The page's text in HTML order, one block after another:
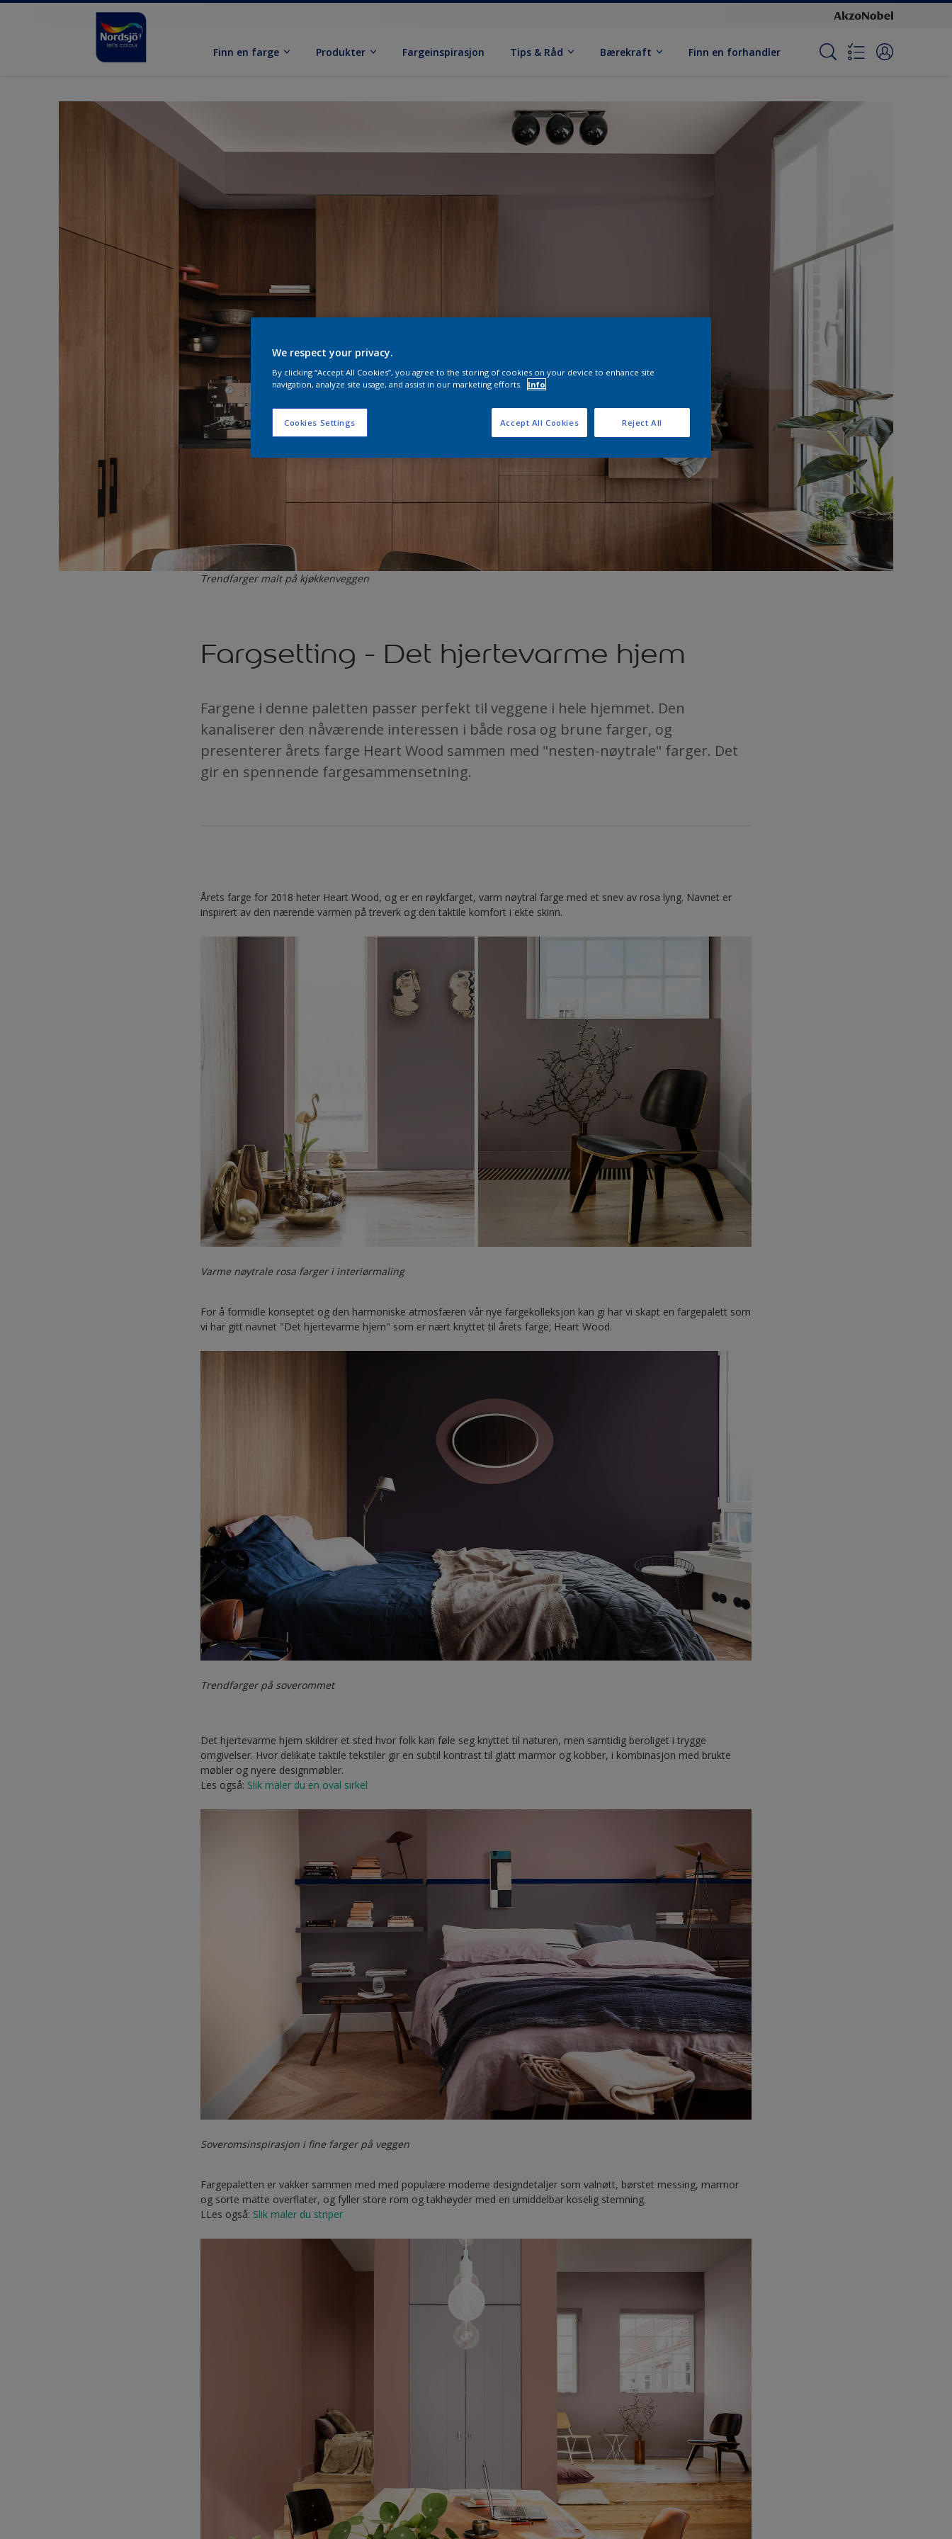
Finn en farge Produkter Fargeinspirasjon Tips & Råd Bærekraft Finn en forhandler
Trendfarger malt på kjøkkenveggen
Fargsetting - Det hjertevarme hjem
Fargene i denne paletten passer perfekt til veggene i hele hjemmet. Den
kanaliserer den nåværende interessen i både rosa og brune farger, og
presenterer årets farge Heart Wood sammen med "nesten-nøytrale" farger. Det
gir en spennende fargesammensetning.
Årets farge for 2018 heter Heart Wood, og er en røykfarget, varm nøytral farge med et snev av rosa lyng. Navnet er
inspirert av den nærende varmen på treverk og den taktile komfort i ekte skinn.
Varme nøytrale rosa farger i interiørmaling
For å formidle konseptet og den harmoniske atmosfæren vår nye fargekolleksjon kan gi har vi skapt en fargepalett som
vi har gitt navnet "Det hjertevarme hjem" som er nært knyttet til årets farge; Heart Wood.
Trendfarger på soverommet
Det hjertevarme hjem skildrer et sted hvor folk kan føle seg knyttet til naturen, men samtidig beroliget i trygge
omgivelser. Hvor delikate taktile tekstiler gir en subtil kontrast til glatt marmor og kobber, i kombinasjon med brukte
møbler og nyere designmøbler.
Les også: Slik maler du en oval sirkel
Soveromsinspirasjon i fine farger på veggen
Fargepaletten er vakker sammen med med populære moderne designdetaljer som valnøtt, børstet messing, marmor
og sorte matte overflater, og fyller store rom og takhøyder med en umiddelbar koselig stemning.
LLes også: Slik maler du striper
We respect your privacy.
By clicking “Accept All Cookies”, you agree to the storing of cookies on your device to enhance site
navigation, analyze site usage, and assist in our marketing efforts.
Info
Cookies Settings Reject All
Accept All Cookies